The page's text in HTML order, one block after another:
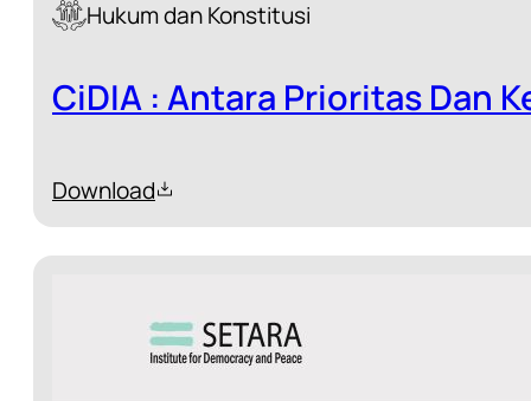
Hukum dan Konstitusi
CiDIA : Antara Prioritas Dan
Download